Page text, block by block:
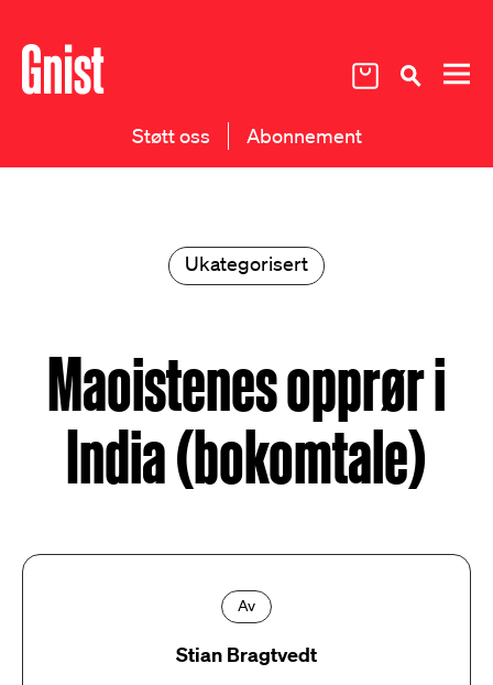
Støtt oss Abonnement
Ukategorisert
Maoistenes opprør i
India (bokomtale)
Av
Stian Bragtvedt